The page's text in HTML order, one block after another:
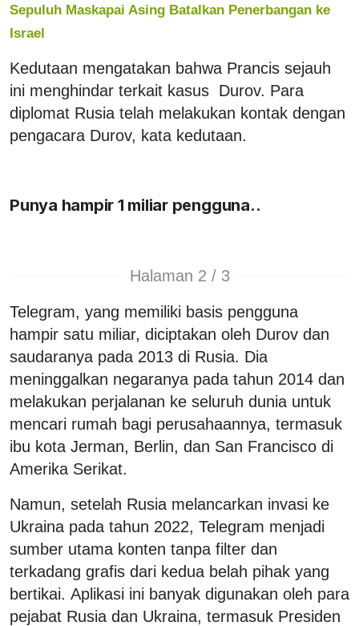
Sepuluh Maskapai Asing Batalkan Penerbangan ke
Israel
Kedutaan mengatakan bahwa Prancis sejauh
ini menghindar terkait kasus Durov. Para
diplomat Rusia telah melakukan kontak dengan
pengacara Durov, kata kedutaan.
Punya hampir 1 miliar pengguna..
Halaman 2 / 3
Telegram, yang memiliki basis pengguna
hampir satu miliar, diciptakan oleh Durov dan
saudaranya pada 2013 di Rusia. Dia
meninggalkan negaranya pada tahun 2014 dan
melakukan perjalanan ke seluruh dunia untuk
mencari rumah bagi perusahaannya, termasuk
ibu kota Jerman, Berlin, dan San Francisco di
Amerika Serikat.
Namun, setelah Rusia melancarkan invasi ke
Ukraina pada tahun 2022, Telegram menjadi
sumber utama konten tanpa filter dan
terkadang grafis dari kedua belah pihak yang
bertikai. Aplikasi ini banyak digunakan oleh para
pejabat Rusia dan Ukraina, termasuk Presiden